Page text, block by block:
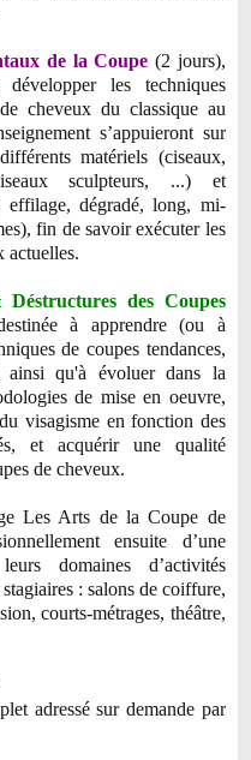
de la Coupe (2 jours),
les techniques
cheveux du classique au
s’appuieront sur
matériels (ciseaux,
sculpteurs, ...) et
effilage, dégradé, long, mi-
fin de savoir exécuter les
actuelles.
des Coupes
à apprendre (ou à
de coupes tendances,
ainsi qu'à évoluer dans la
de mise en oeuvre,
visagisme en fonction des
et acquérir une qualité
de cheveux.
Les Arts de la Coupe de
ensuite d’une
domaines d’activités
: salons de coiffure,
courts-métrages, théâtre,
adressé sur demande par